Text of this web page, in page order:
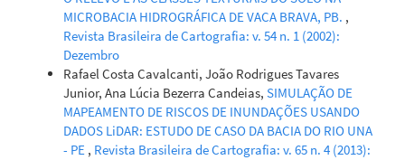
MICROBACIA HIDROGRÁFICA DE VACA BRAVA, PB. ,
Revista Brasileira de Cartografia: v. 54 n. 1 (2002):
Dezembro
Rafael Costa Cavalcanti, João Rodrigues Tavares
Junior, Ana Lúcia Bezerra Candeias, SIMULAÇÃO DE
MAPEAMENTO DE RISCOS DE INUNDAÇÕES USANDO
DADOS LiDAR: ESTUDO DE CASO DA BACIA DO RIO UNA
- PE , Revista Brasileira de Cartografia: v. 65 n. 4 (2013):